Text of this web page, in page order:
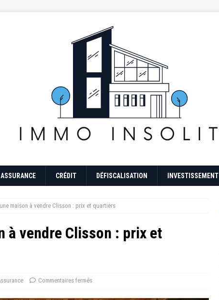
ASSURANCE CRÉDIT DÉFISCALISATION INVESTISSEMENT
maison à vendre Clisson : prix et quartiers
à vendre Clisson : prix et
Commentaires fermés